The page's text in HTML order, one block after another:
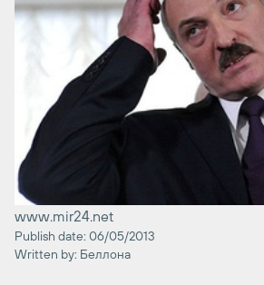
www.mir24.net
Publish date: 06/05/2013
Written by: Беллона